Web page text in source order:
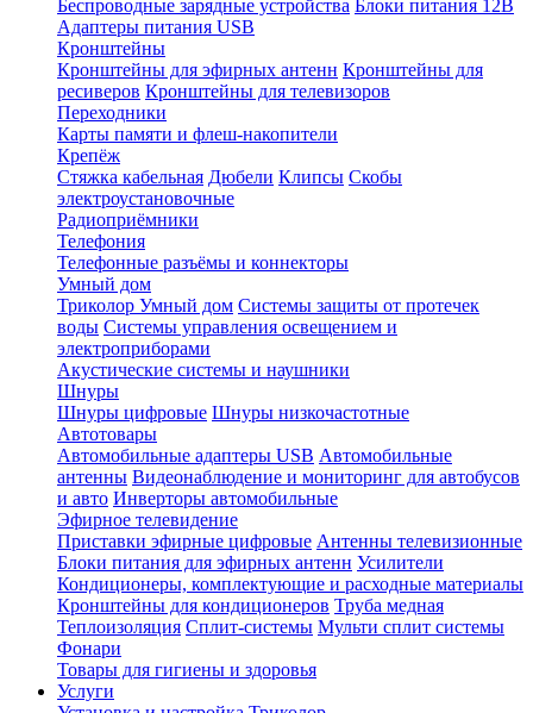
Беспроводные зарядные устройства Блоки питания 12В
Адаптеры питания USB
Кронштейны
Кронштейны для эфирных антенн Кронштейны для
ресиверов Кронштейны для телевизоров
Переходники
Карты памяти и флеш-накопители
Крепёж
Стяжка кабельная Дюбели Клипсы Скобы
электроустановочные
Радиоприёмники
Телефония
Телефонные разъёмы и коннекторы
Умный дом
Триколор Умный дом Системы защиты от протечек
воды Системы управления освещением и
электроприборами
Акустические системы и наушники
Шнуры
Шнуры цифровые Шнуры низкочастотные
Автотовары
Автомобильные адаптеры USB Автомобильные
антенны Видеонаблюдение и мониторинг для автобусов
и авто Инверторы автомобильные
Эфирное телевидение
Приставки эфирные цифровые Антенны телевизионные
Блоки питания для эфирных антенн Усилители
Кондиционеры, комплектующие и расходные материалы
Кронштейны для кондиционеров Труба медная
Теплоизоляция Сплит-системы Мульти сплит системы
Фонари
Товары для гигиены и здоровья
Услуги